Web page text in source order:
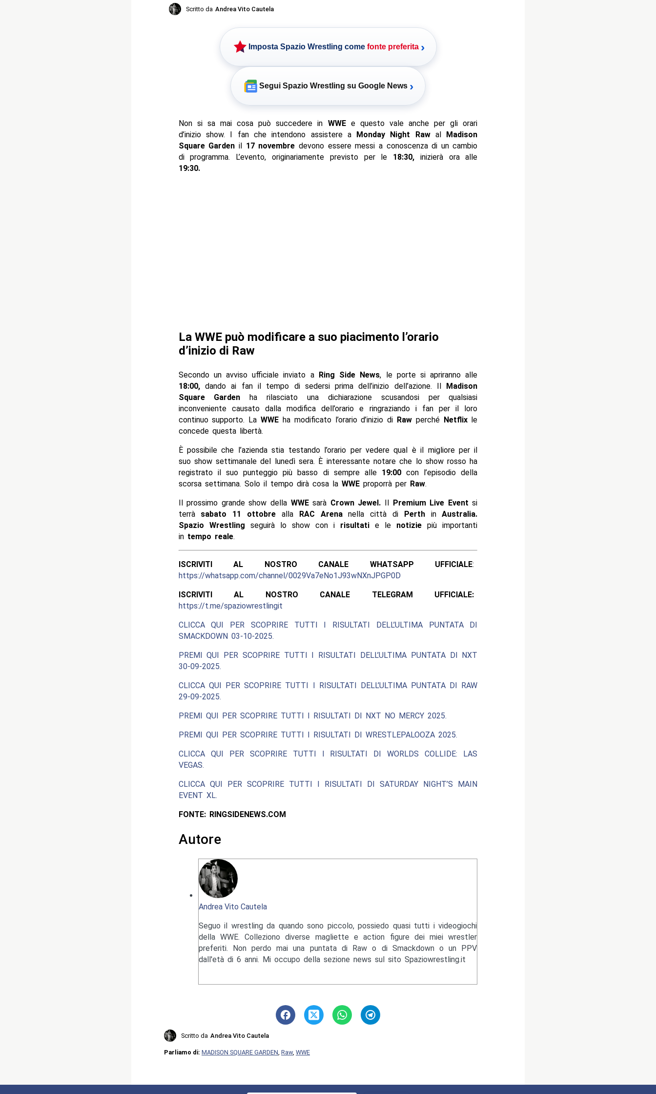
Scritto da Andrea Vito Cautela
Imposta Spazio Wrestling come fonte preferita ›
Segui Spazio Wrestling su Google News ›
Non si sa mai cosa può succedere in WWEe questo vale anche per gli orari
d’inizio show. I fan che intendono assistere aMonday Night Rawal Madison
Square Garden il 17 novembre devono essere messi a conoscenza di un cambio
di programma. L’evento, originariamente previsto per le 18:30, inizierà ora alle
19:30.
La WWE può modificare a suo piacimento l’orario
d’inizio di Raw
Secondo un avviso ufficiale inviato a Ring Side News, le porte si apriranno alle
18:00,dando ai fan il tempo di sedersi prima dell’inizio dell’azione. Il Madison
Square Garden ha rilasciato una dichiarazione scusandosi per qualsiasi
inconveniente causato dalla modifica dell’orario e ringraziando i fan per il loro
continuo supporto. LaWWE ha modificato l’orario d’inizio di Raw perché Netflixle
concede questa libertà.
È possibile che l’azienda stia testando l’orario per vedere qual è il migliore per il
suo show settimanale del lunedì sera. È interessante notare che lo show rosso ha
registrato il suo punteggio più basso di sempre alle 19:00con l’episodio della
scorsa settimana. Solo il tempo dirà cosa la WWEproporrà per Raw.
Il prossimo grande show della WWEsarà Crown Jewel. Il Premium Live Event si
terrà sabato 11 ottobre alla RAC Arenanella città di PerthinAustralia.
Spazio Wrestling seguirà lo show con i risultati e le notizie più importanti
in tempo reale.
ISCRIVITI AL NOSTRO CANALE WHATSAPP UFFICIALE:
https://whatsapp.com/channel/0029Va7eNo1J93wNXnJPGP0D
ISCRIVITI AL NOSTRO CANALE TELEGRAM UFFICIALE:
https://t.me/spaziowrestlingit
CLICCA QUI PER SCOPRIRE TUTTI I RISULTATI DELL’ULTIMA PUNTATA DI
SMACKDOWN 03-10-2025.
PREMI QUI PER SCOPRIRE TUTTI I RISULTATI DELL’ULTIMA PUNTATA DI NXT
30-09-2025.
CLICCA QUI PER SCOPRIRE TUTTI I RISULTATI DELL’ULTIMA PUNTATA DI RAW
29-09-2025.
PREMI QUI PER SCOPRIRE TUTTI I RISULTATI DI NXT NO MERCY 2025.
PREMI QUI PER SCOPRIRE TUTTI I RISULTATI DI WRESTLEPALOOZA 2025.
CLICCA QUI PER SCOPRIRE TUTTI I RISULTATI DI WORLDS COLLIDE: LAS
VEGAS.
CLICCA QUI PER SCOPRIRE TUTTI I RISULTATI DI SATURDAY NIGHT’S MAIN
EVENT XL.
FONTE: RINGSIDENEWS.COM
Autore
Andrea Vito Cautela
Seguo il wrestling da quando sono piccolo, possiedo quasi tutti i videogiochi
della WWE. Colleziono diverse magliette e action figure dei miei wrestler
preferiti. Non perdo mai una puntata di Raw o di Smackdown o un PPV
dall'età di 6 anni. Mi occupo della sezione news sul sito Spaziowrestling.it
Scritto da Andrea Vito Cautela
Parliamo di: MADISON SQUARE GARDEN Raw, WWE